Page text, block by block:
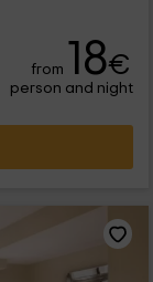
from 18€
person and night